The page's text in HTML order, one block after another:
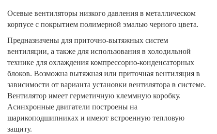
Осевые вентиляторы низкого давления в металлическом
корпусе c покрытием полимерной эмалью черного цвета.
Предназначены для приточно-вытяжных систем
вентиляции, а также для использования в холодильной
технике для охлаждения компрессорно-конденсаторных
блоков. Возможна вытяжная или приточная вентиляция в
зависимости от варианта установки вентилятора в системе.
Вентилятор имеет герметичную клеммную коробку.
Асинхронные двигатели построены на
шарикоподшипниках и имеют встроенную тепловую
защиту.